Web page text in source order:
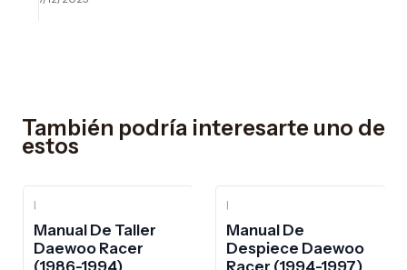
También podría interesarte uno de
estos
|
Manual De Taller
Daewoo Racer
(1986-1994)
|
Manual De
Despiece Daewoo
Racer (1994-1997)